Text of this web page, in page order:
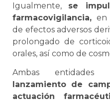
Igualmente, se
farmacovigilancia, en
de efectos adversos
prolongado de
orales, así como de
Ambas entidades
lanzamiento de
actuación